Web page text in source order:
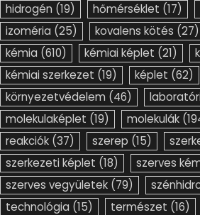
hidrogén (19) hőmérséklet (17)
izoméria (25) kovalens kötés (27)
kémia (610) kémiai képlet (21)
kémiai szerkezet (19) képlet (62)
környezetvédelem (46)
molekulaképlet (19) molekulák
reakciók (37) szerep (15)
szerkezeti képlet (18) szerves
szerves vegyületek (79)
technológia (15) természet (16)